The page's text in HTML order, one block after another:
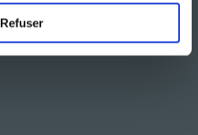
Refuser
Politique de confidentialité
Utilisation des Cookies